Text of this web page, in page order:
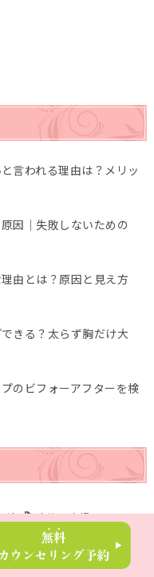
言われる理由は？メリッ
因｜失敗しないための
由とは？原因と見え方
きる？太らず胸だけ大
のビフォーアフターを検
齢
産後・育児
ルロン酸
ダウンタイム